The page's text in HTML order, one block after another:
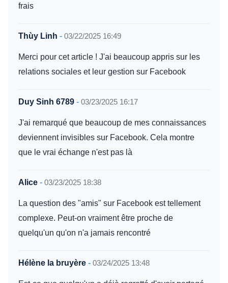
frais
Thùy Linh - 03/22/2025 16:49
Merci pour cet article ! J'ai beaucoup appris sur les
relations sociales et leur gestion sur Facebook
Duy Sinh 6789 - 03/23/2025 16:17
J'ai remarqué que beaucoup de mes connaissances
deviennent invisibles sur Facebook. Cela montre
que le vrai échange n'est pas là
Alice - 03/23/2025 18:38
La question des "amis" sur Facebook est tellement
complexe. Peut-on vraiment être proche de
quelqu'un qu'on n'a jamais rencontré
Hélène la bruyère - 03/24/2025 13:48